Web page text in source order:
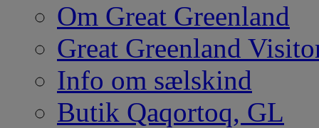
Om Great Greenland
Great Greenland
Info om sælskind
Butik Qaqortoq, GL